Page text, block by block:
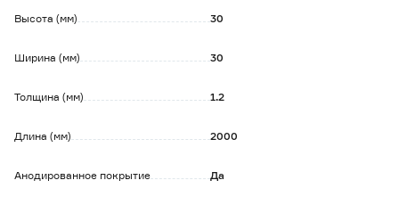
Высота (мм) 30
Ширина (мм) 30
Толщина (мм) 1.2
Длина (мм) 2000
Анодированное покрытие Да